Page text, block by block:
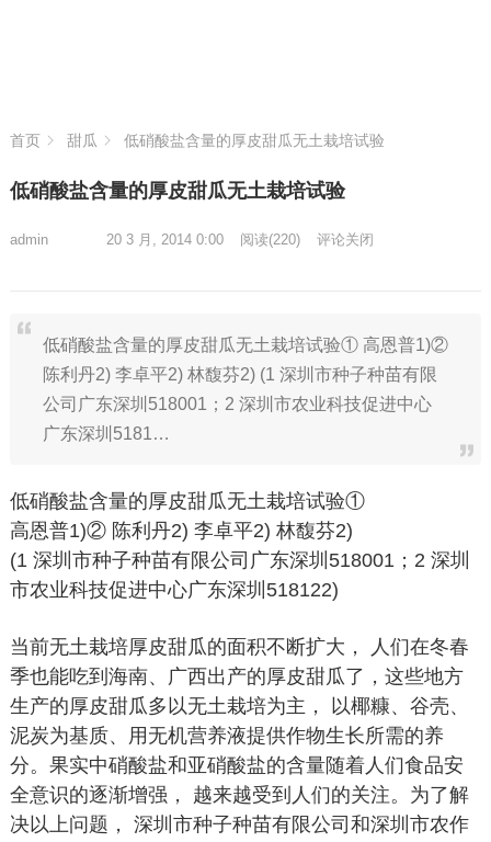
首页 甜瓜 低硝酸盐含量的厚皮甜瓜无土栽培试验
低硝酸盐含量的厚皮甜瓜无土栽培试验
admin 20 3 月, 2014 0:00 阅读(220) 评论关闭
低硝酸盐含量的厚皮甜瓜无土栽培试验① 高恩普1)②
陈利丹2) 李卓平2) 林馥芬2) (1 深圳市种子种苗有限
公司广东深圳518001；2 深圳市农业科技促进中心
广东深圳5181…
低硝酸盐含量的厚皮甜瓜无土栽培试验①
高恩普1)② 陈利丹2) 李卓平2) 林馥芬2)
(1 深圳市种子种苗有限公司广东深圳518001；2 深圳
市农业科技促进中心广东深圳518122)
当前无土栽培厚皮甜瓜的面积不断扩大， 人们在冬春
季也能吃到海南、广西出产的厚皮甜瓜了，这些地方
生产的厚皮甜瓜多以无土栽培为主， 以椰糠、谷壳、
泥炭为基质、用无机营养液提供作物生长所需的养
分。果实中硝酸盐和亚硝酸盐的含量随着人们食品安
全意识的逐渐增强， 越来越受到人们的关注。为了解
决以上问题， 深圳市种子种苗有限公司和深圳市农作